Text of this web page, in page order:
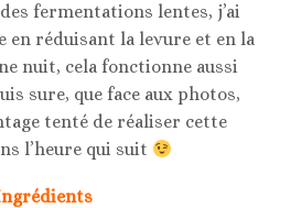
fermentations lentes, j’ai
en réduisant la levure et en la
nuit, cela fonctionne aussi
sure, que face aux photos,
tenté de réaliser cette
l’heure qui suit